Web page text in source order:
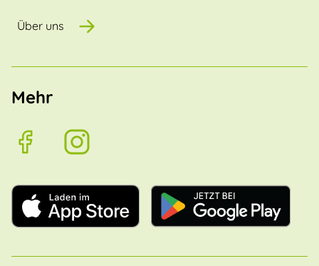
Über uns
Mehr